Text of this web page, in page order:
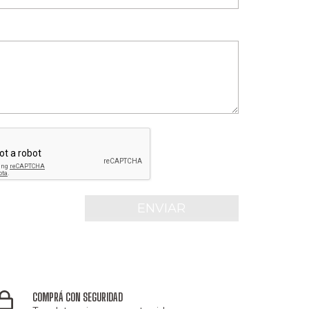
COMPRÁ CON SEGURIDAD